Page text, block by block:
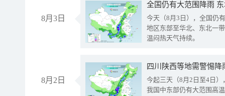
8月3日
全国仍有大范围降雨
今天（8月3日），全国仍
地区东部至华北、东北一
温闷热天气持续。
8月2日
今起三天（8月2日至4日
我国中东部仍有大范围高